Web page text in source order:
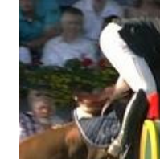
HERO -LEJAUNE 7 MO
BREEN 9 JALLA DE
NOVEL -PHILIPPAERTS
CLUB LADY -
LORENZO -AHLMANN 5
TOPINAMBOUR -
INTERTOY Z - BRASH 9